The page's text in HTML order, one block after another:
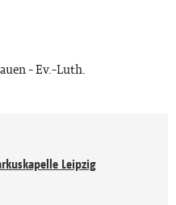
Ev.-Luth.
Leipzig